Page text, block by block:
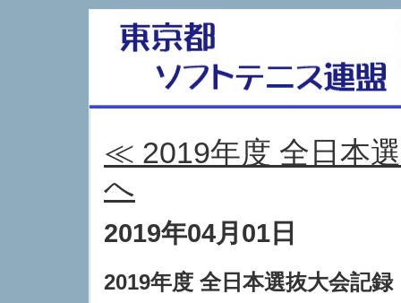
≪ 2019年度 全日本
へ
2019年04月01日
2019年度 全日本選抜大会記録